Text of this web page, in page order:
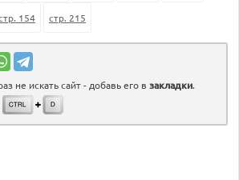
154 стр. 215
не искать сайт - добавь его в закладки.